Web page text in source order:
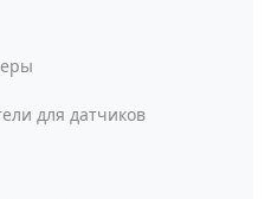
для датчиков